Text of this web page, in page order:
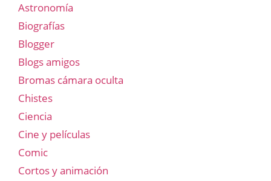
Astronomía
Biografías
Blogger
Blogs amigos
Bromas cámara oculta
Chistes
Ciencia
Cine y películas
Comic
Cortos y animación